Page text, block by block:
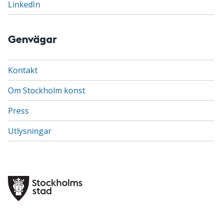
LinkedIn
Genvägar
Kontakt
Om Stockholm konst
Press
Utlysningar